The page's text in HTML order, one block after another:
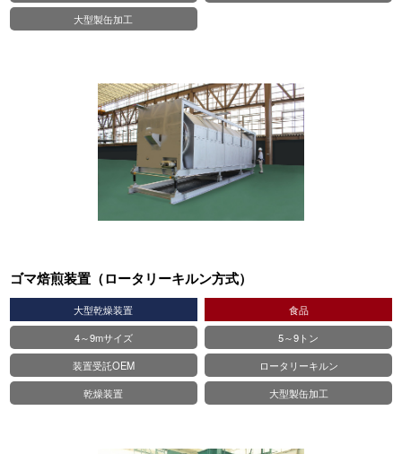
大型製缶加工
ゴマ焙煎装置（ロータリーキルン方式）
大型乾燥装置
⾷品
4～9mサイズ
5～9トン
装置受託OEM
ロータリーキルン
乾燥装置
大型製缶加工